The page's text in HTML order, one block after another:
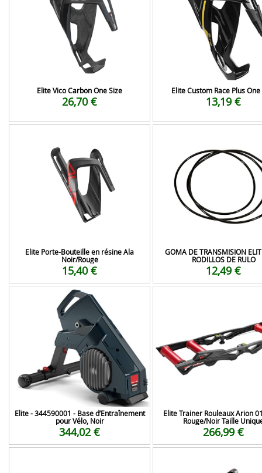
Elite Vico Carbon One Size
26,70 €
Elite Custom Race Plus One
13,19 €
Elite Porte-Bouteille en résine Ala
Noir/Rouge
15,40 €
GOMA DE TRANSMISION
RODILLOS DE RULO
12,49 €
Elite - 344590001 - Base d’Entraînement
pour Vélo, Noir
344,02 €
Elite Trainer Rouleaux Arion
Rouge/Noir Taille
266,99 €